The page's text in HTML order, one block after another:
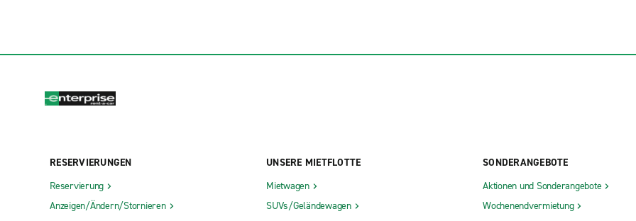
RESERVIERUNGEN
Reservierung
Anzeigen/Ändern/Stornieren
UNSERE MIETFLOTTE
Mietwagen
SUVs/Geländewagen
SONDERANGEBOTE
Aktionen und Sonderangebote
Wochenendvermietung